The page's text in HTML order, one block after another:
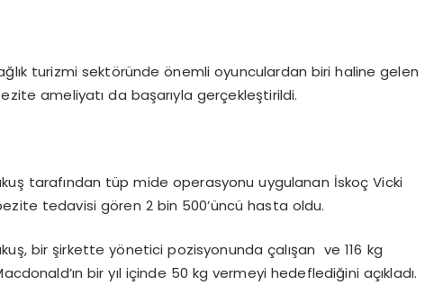
turizmi sektöründe önemli oyunculardan biri haline gelen
ameliyatı da başarıyla gerçekleştirildi.
tarafından tüp mide operasyonu uygulanan İskoç Vicki
tedavisi gören 2 bin 500’üncü hasta oldu.
bir şirkette yönetici pozisyonunda çalışan ve 116 kg
bir yıl içinde 50 kg vermeyi hedeflediğini açıkladı.